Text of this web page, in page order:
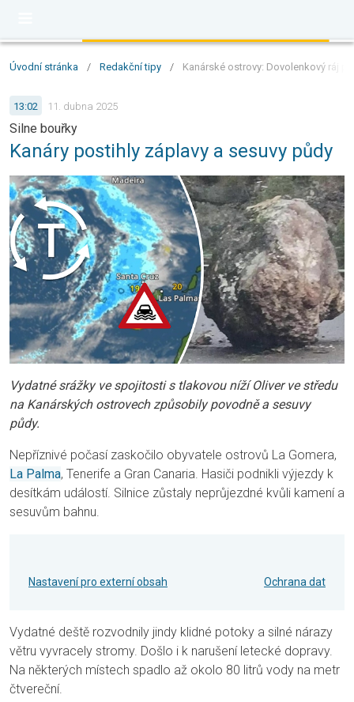
Úvodní stránka / Redakční tipy / Kanárské ostrovy: Dovolenkový ráj
13:02 11. dubna 2025
Silne bouřky
Kanáry postihly záplavy a sesuvy půdy
Vydatné srážky ve spojitosti s tlakovou níží Oliver ve středu
na Kanárských ostrovech způsobily povodně a sesuvy
půdy.
Nepříznivé počasí zaskočilo obyvatele ostrovů La Gomera,
La Palma, Tenerife a Gran Canaria. Hasiči podnikli výjezdy k
desítkám událostí. Silnice zůstaly neprůjezdné kvůli kamení a
sesuvům bahnu.
Nastavení pro externí obsah Ochrana dat
Vydatné deště rozvodnily jindy klidné potoky a silné nárazy
větru vyvracely stromy. Došlo i k narušení letecké dopravy.
Na některých místech spadlo až okolo 80 litrů vody na metr
čtvereční.